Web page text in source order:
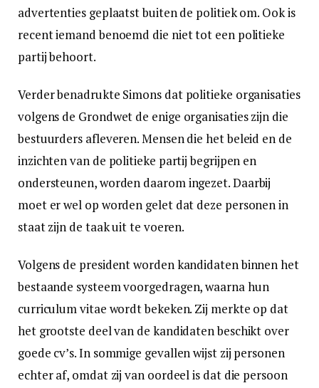
advertenties geplaatst buiten de politiek om. Ook is
recent iemand benoemd die niet tot een politieke
partij behoort.
Verder benadrukte Simons dat politieke organisaties
volgens de Grondwet de enige organisaties zijn die
bestuurders afleveren. Mensen die het beleid en de
inzichten van de politieke partij begrijpen en
ondersteunen, worden daarom ingezet. Daarbij
moet er wel op worden gelet dat deze personen in
staat zijn de taak uit te voeren.
Volgens de president worden kandidaten binnen het
bestaande systeem voorgedragen, waarna hun
curriculum vitae wordt bekeken. Zij merkte op dat
het grootste deel van de kandidaten beschikt over
goede cv’s. In sommige gevallen wijst zij personen
echter af, omdat zij van oordeel is dat die persoon